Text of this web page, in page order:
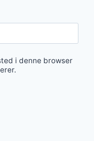
i denne browser